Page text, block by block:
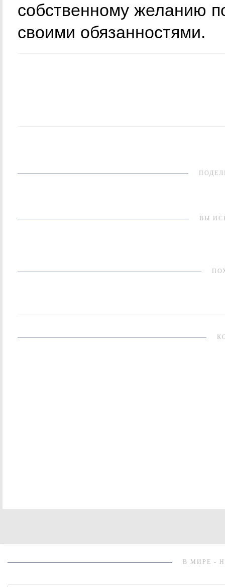
собственному желанию
своими обязанностями.
ВЫ
В МИРЕ -